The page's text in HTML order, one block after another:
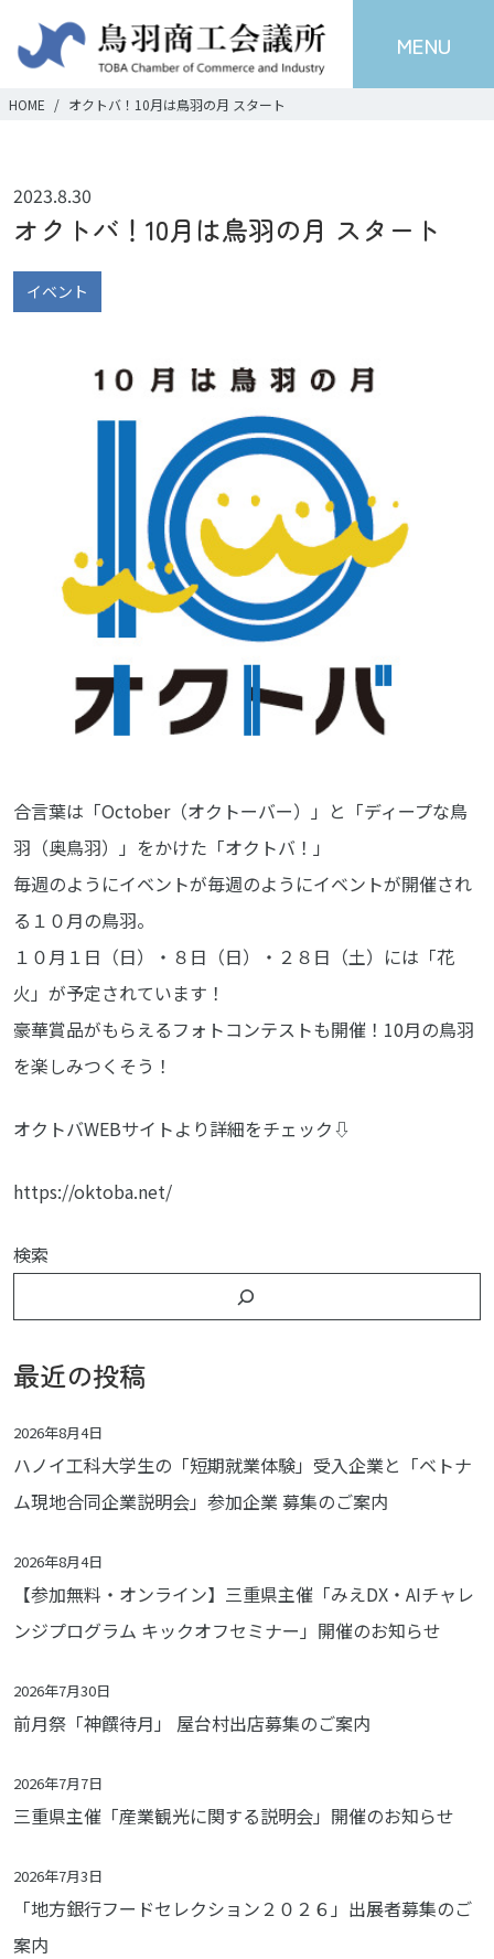
MENU
HOME オクトバ！10月は鳥羽の月 スタート
2023.8.30
オクトバ！10月は鳥羽の月 スタート
イベント
合言葉は「October（オクトーバー）」と「ディープな鳥
羽（奥鳥羽）」をかけた「オクトバ！」
毎週のようにイベントが毎週のようにイベントが開催され
る１０月の鳥羽。
１０月１日（日）・８日（日）・２８日（土）には「花
火」が予定されています！
豪華賞品がもらえるフォトコンテストも開催！10月の鳥羽
を楽しみつくそう！
オクトバWEBサイトより詳細をチェック⇩
https://oktoba.net/
検索
最近の投稿
ハノイ工科大学生の「短期就業体験」受入企業と「ベトナ
ム現地合同企業説明会」参加企業 募集のご案内
2026年8月4日
【参加無料・オンライン】三重県主催「みえDX・AIチャレ
ンジプログラム キックオフセミナー」開催のお知らせ
2026年8月4日
前月祭「神饌待月」 屋台村出店募集のご案内
2026年7月30日
三重県主催「産業観光に関する説明会」開催のお知らせ
2026年7月7日
「地方銀行フードセレクション２０２６」出展者募集のご
案内
2026年7月3日